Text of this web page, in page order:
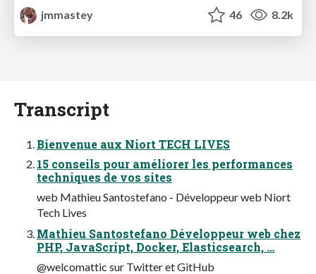
jmmastey
46 8.2k
Transcript
Bienvenue aux Niort TECH LIVES
15 conseils pour améliorer les performances
techniques de vos sites
web Mathieu Santostefano - Développeur web Niort
Tech Lives
Mathieu Santostefano Développeur web chez
PHP, JavaScript, Docker, Elasticsearch, …
@welcomattic sur Twitter et GitHub